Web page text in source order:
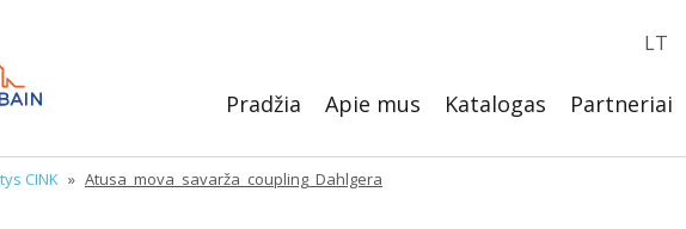
LT
Pradžia Apie mus Katalogas Partneriai
CINK » Atusa_mova_savarža_coupling_Dahlgera